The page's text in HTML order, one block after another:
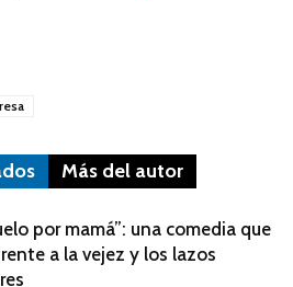
Más del autor
por mamá”: una comedia que
a la vejez y los lazos